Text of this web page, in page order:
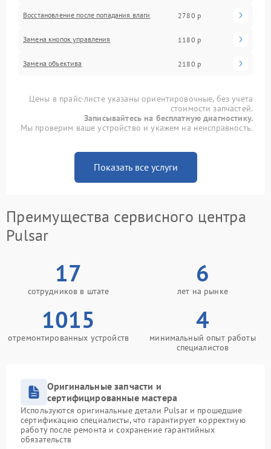
Восстановление после попадания влаги 2780 р
Замена кнопок управления 1180 р
Замена объектива 2180 р
Цены в прайс-листе указаны ориентировочные, без учета
стоимости запчастей.
Записывайтесь на бесплатную диагностику.
Мы проверим ваше устройство и укажем на неисправность.
Показать все услуги
Преимущества сервисного центра
Pulsar
17
сотрудников в штате
6
лет на рынке
1015
отремонтированных устройств
4
минимальный опыт работы
специалистов
Оригинальные запчасти и
сертифицированные мастера
Используются оригинальные детали Pulsar и прошедшие
сертификацию специалисты, что гарантирует корректную
работу после ремонта и сохранение гарантийных
обязательств